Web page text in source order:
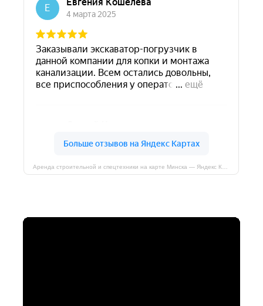
Аренда строительной и спецтехники на карте Минска — Яндекс Карты